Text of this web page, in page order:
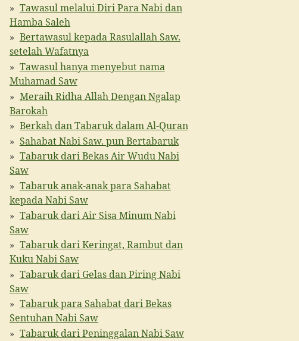
Tawasul melalui Diri Para Nabi dan
Hamba Saleh
Bertawasul kepada Rasulallah Saw.
setelah Wafatnya
Tawasul hanya menyebut nama
Muhamad Saw
Meraih Ridha Allah Dengan Ngalap
Barokah
Berkah dan Tabaruk dalam Al-Quran
Sahabat Nabi Saw. pun Bertabaruk
Tabaruk dari Bekas Air Wudu Nabi
Saw
Tabaruk anak-anak para Sahabat
kepada Nabi Saw
Tabaruk dari Air Sisa Minum Nabi
Saw
Tabaruk dari Keringat, Rambut dan
Kuku Nabi Saw
Tabaruk dari Gelas dan Piring Nabi
Saw
Tabaruk para Sahabat dari Bekas
Sentuhan Nabi Saw
Tabaruk dari Peninggalan Nabi Saw